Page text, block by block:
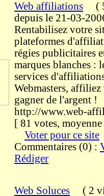
Web affiliations (
depuis le 21-03-
Rentabilisez votre
plateformes
régies publicitaires
marques blanches :
services
Webmasters,
gagner de l'argent !
http://www.web-
[ 81 votes,
Voter pour ce site
Commentaires (0) :
Rédiger
Web Soluces ( 2